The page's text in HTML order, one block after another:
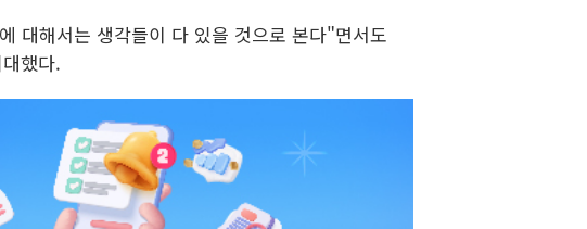
대해서는 생각들이 다 있을 것으로 본다"면서도
했다.